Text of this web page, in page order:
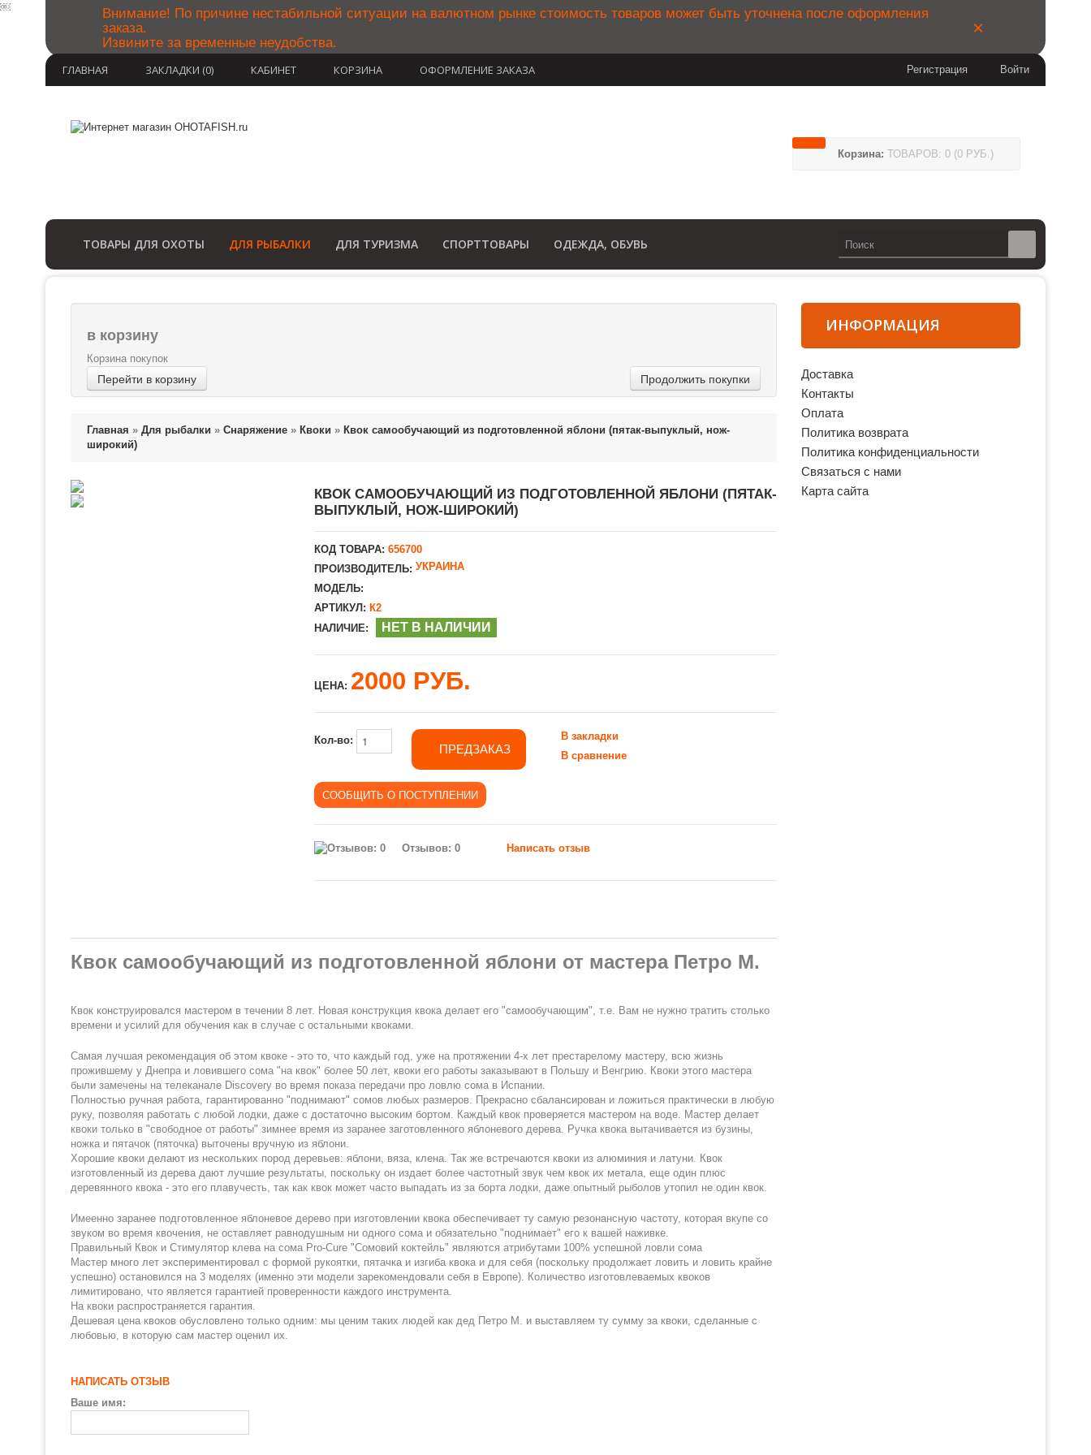
￼
Внимание! По причине нестабильной ситуации на валютном рынке стоимость товаров может быть уточнена после оформления
заказа.
Извините за временные неудобства.
×
ГЛАВНАЯ ЗАКЛАДКИ (0) КАБИНЕТ КОРЗИНА ОФОРМЛЕНИЕ ЗАКАЗА Войти
Регистрация
Корзина: ТОВАРОВ: 0 (0 РУБ.)
ТОВАРЫ ДЛЯ ОХОТЫ ДЛЯ РЫБАЛКИ ДЛЯ ТУРИЗМА СПОРТТОВАРЫ ОДЕЖДА, ОБУВЬ
в корзину
Корзина покупок
Перейти в корзину Продолжить покупки
Главная » Для рыбалки » Снаряжение » Квоки » Квок самообучающий из подготовленной яблони (пятак-выпуклый, нож-
широкий)
КВОК САМООБУЧАЮЩИЙ ИЗ ПОДГОТОВЛЕННОЙ ЯБЛОНИ (ПЯТАК-
ВЫПУКЛЫЙ, НОЖ-ШИРОКИЙ)
КОД ТОВАРА: 656700
ПРОИЗВОДИТЕЛЬ: УКРАИНА
МОДЕЛЬ:
АРТИКУЛ: К2
НАЛИЧИЕ:
НЕТ В НАЛИЧИИ
ЦЕНА: 2000 РУБ.
Кол-во:
ПРЕДЗАКАЗ
В закладки
В сравнение
Отзывов: 0 Написать отзыв
Квок самообучающий из подготовленной яблони от мастера Петро М.
Квок конструировался мастером в течении 8 лет. Новая конструкция квока делает его "самообучающим", т.е. Вам не нужно тратить столько
времени и усилий для обучения как в случае с остальными квоками.
Самая лучшая рекомендация об этом квоке - это то, что каждый год, уже на протяжении 4-х лет престарелому мастеру, всю жизнь
прожившему у Днепра и ловившего сома "на квок" более 50 лет, квоки его работы заказывают в Польшу и Венгрию. Квоки этого мастера
были замечены на телеканале Discovery во время показа передачи про ловлю сома в Испании.
Полностью ручная работа, гарантированно "поднимают" сомов любых размеров. Прекрасно сбалансирован и ложиться практически в любую
руку, позволяя работать с любой лодки, даже с достаточно высоким бортом. Каждый квок проверяется мастером на воде. Мастер делает
квоки только в "свободное от работы" зимнее время из заранее заготовленного яблоневого дерева. Ручка квока вытачивается из бузины,
ножка и пятачок (пяточка) выточены вручную из яблони.
Хорошие квоки делают из нескольких пород деревьев: яблони, вяза, клена. Так же встречаются квоки из алюминия и латуни. Квок
изготовленный из дерева дают лучшие результаты, поскольку он издает более частотный звук чем квок их метала, еще один плюс
деревянного квока - это его плавучесть, так как квок может часто выпадать из за борта лодки, даже опытный рыболов утопил не один квок.
Имеенно заранее подготовленное яблоневое дерево при изготовлении квока обеспечивает ту самую резонансную частоту, которая вкупе со
звуком во время квочения, не оставляет равнодушным ни одного сома и обязательно "поднимает" его к вашей наживке.
Правильный Квок и Стимулятор клева на сома Pro-Cure "Сомовий коктейль" являются атрибутами 100% успешной ловли сома
Мастер много лет экспериментировал с формой рукоятки, пятачка и изгиба квока и для себя (поскольку продолжает ловить и ловить крайне
успешно) остановился на 3 моделях (именно эти модели зарекомендовали себя в Европе). Количество изготовлеваемых квоков
лимитировано, что является гарантией проверенности каждого инструмента.
На квоки распространяется гарантия.
Дешевая цена квоков обусловлено только одним: мы ценим таких людей как дед Петро М. и выставляем ту сумму за квоки, сделанные с
любовью, в которую сам мастер оценил их.
НАПИСАТЬ ОТЗЫВ
Ваше имя:
ИНФОРМАЦИЯ
Доставка
Контакты
Оплата
Политика возврата
Политика конфиденциальности
Связаться с нами
Карта сайта